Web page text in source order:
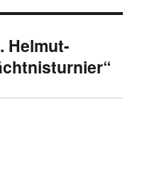
Helmut-